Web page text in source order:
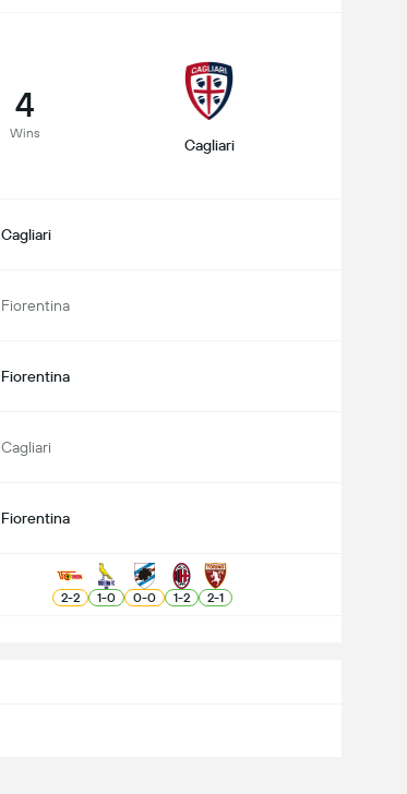
4
Wins
Cagliari
Cagliari
Fiorentina
Fiorentina
Cagliari
Fiorentina
2-2 1-0 0-0 1-2 2-1